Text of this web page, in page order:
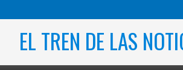
EL TREN DE LAS